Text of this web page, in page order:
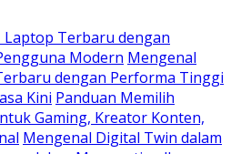
Laptop Terbaru dengan
Modern Mengenal
dengan Performa Tinggi
Kini Panduan Memilih
Gaming, Kreator Konten,
Mengenal Digital Twin dalam